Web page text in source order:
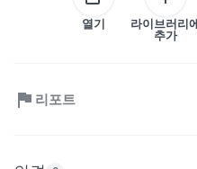
열기
라이브러리에
추가
리포트